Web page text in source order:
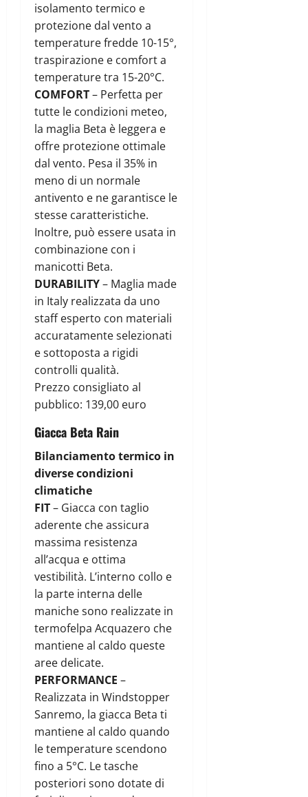
isolamento termico e
protezione dal vento a
temperature fredde 10-15°,
traspirazione e comfort a
temperature tra 15-20°C.
COMFORT– Perfetta per
tutte le condizioni meteo,
la maglia Beta è leggera e
offre protezione ottimale
dal vento. Pesa il 35% in
meno di un normale
antivento e ne garantisce le
stesse caratteristiche.
Inoltre, può essere usata in
combinazione con i
manicotti Beta.
DURABILITY– Maglia made
in Italy realizzata da uno
staff esperto con materiali
accuratamente selezionati
e sottoposta a rigidi
controlli qualità.
Prezzo consigliato al
pubblico: 139,00 euro
Giacca Beta Rain
Bilanciamento termico in
diverse condizioni
climatiche
FIT– Giacca con taglio
aderente che assicura
massima resistenza
all’acqua e ottima
vestibilità. L’interno collo e
la parte interna delle
maniche sono realizzate in
termofelpa Acquazero che
mantiene al caldo queste
aree delicate.
PERFORMANCE –
Realizzata in Windstopper
Sanremo, la giacca Beta ti
mantiene al caldo quando
le temperature scendono
fino a 5°C. Le tasche
posteriori sono dotate di